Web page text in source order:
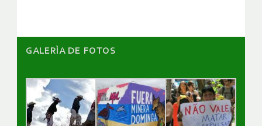
GALERÌA DE FOTOS